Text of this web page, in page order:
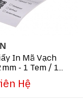
In Mã Vạch
Mm - 1 Tem / 1
Hệ